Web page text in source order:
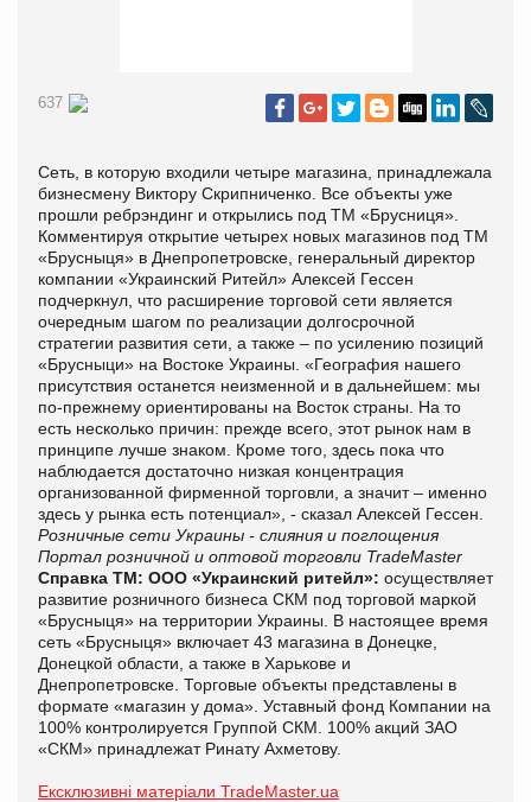
637
Сеть, в которую входили четыре магазина, принадлежала
бизнесмену Виктору Скрипниченко. Все объекты уже
прошли ребрэндинг и открылись под ТМ «Брусниця».
Комментируя открытие четырех новых магазинов под ТМ
«Брусныця» в Днепропетровске, генеральный директор
компании «Украинский Ритейл» Алексей Гессен
подчеркнул, что расширение торговой сети является
очередным шагом по реализации долгосрочной
стратегии развития сети, а также – по усилению позиций
«Брусныци» на Востоке Украины. «География нашего
присутствия останется неизменной и в дальнейшем: мы
по-прежнему ориентированы на Восток страны. На то
есть несколько причин: прежде всего, этот рынок нам в
принципе лучше знаком. Кроме того, здесь пока что
наблюдается достаточно низкая концентрация
организованной фирменной торговли, а значит – именно
здесь у рынка есть потенциал», - сказал Алексей Гессен.
Розничные сети Украины - слияния и поглощения
Портал розничной и оптовой торговли TradeMaster
Справка ТМ: ООО «Украинский ритейл»: осуществляет
развитие розничного бизнеса СКМ под торговой маркой
«Брусныця» на территории Украины. В настоящее время
сеть «Брусныця» включает 43 магазина в Донецке,
Донецкой области, а также в Харькове и
Днепропетровске. Торговые объекты представлены в
формате «магазин у дома». Уставный фонд Компании на
100% контролируется Группой СКМ. 100% акций ЗАО
«СКМ» принадлежат Ринату Ахметову.
Ексклюзивні матеріали TradeMaster.ua